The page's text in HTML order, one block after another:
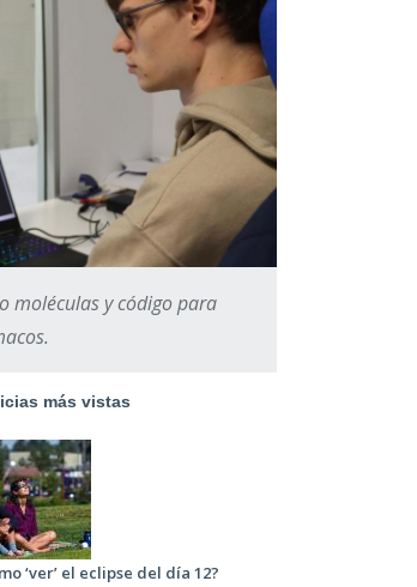
moléculas y código para
más vistas
‘ver’ el eclipse del día 12?